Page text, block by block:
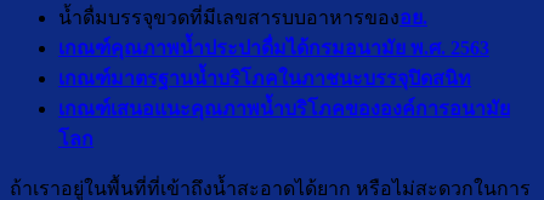
น้ำดื่มบรรจุขวดที่มีเลขสารบบอาหารของอย.
เกณฑ์คุณภาพน้ำประปาดื่มได้กรมอนามัย พ.ศ. 2563
เกณฑ์มาตรฐานน้ำบริโภคในภาชนะบรรจุปิดสนิท
เกณฑ์เสนอแนะคุณภาพน้ำบริโภคขององค์การอนามัย
โลก
ถ้าเราอยู่ในพื้นที่ที่เข้าถึงน้ำสะอาดได้ยาก หรือไม่สะดวกในการ